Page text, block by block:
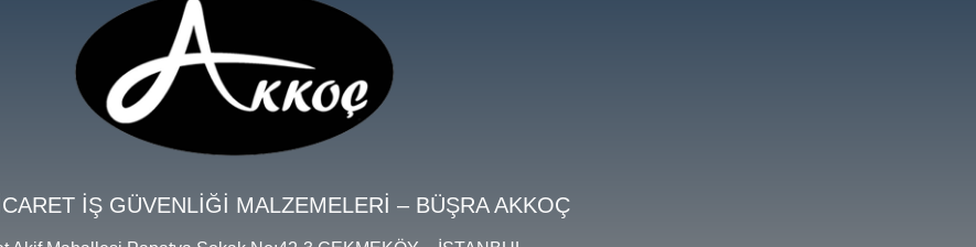
İŞ GÜVENLİĞİ MALZEMELERİ – BÜŞRA AKKOÇ